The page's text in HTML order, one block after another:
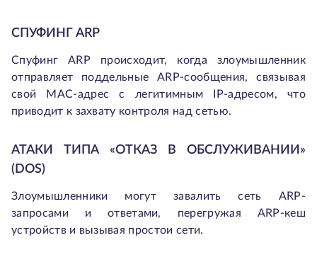
СПУФИНГ ARP
Спуфинг ARP происходит, когда злоумышленник
отправляет поддельные ARP-сообщения, связывая
свой MAC-адрес с легитимным IP-адресом, что
приводит к захвату контроля над сетью.
АТАКИ ТИПА «ОТКАЗ В ОБСЛУЖИВАНИИ»
(DOS)
Злоумышленники могут завалить сеть ARP-
запросами и ответами, перегружая ARP-кеш
устройств и вызывая простои сети.